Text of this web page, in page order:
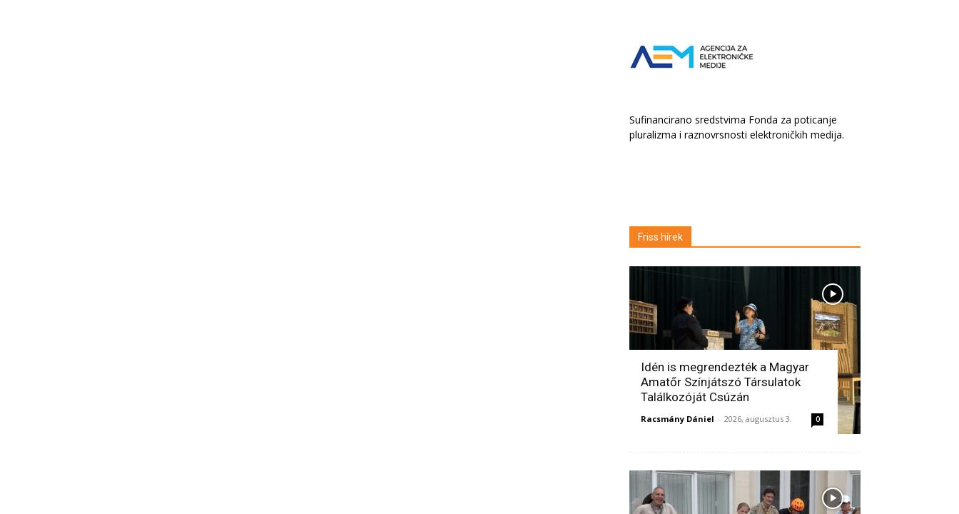
Sufinancirano sredstvima Fonda za poticanje
pluralizma i raznovrsnosti elektroničkih medija.
Friss hírek
Idén is megrendezték a Magyar
Amatőr Színjátszó Társulatok
Találkozóját Csúzán
Racsmány Dániel - 2026, augusztus 3. 0